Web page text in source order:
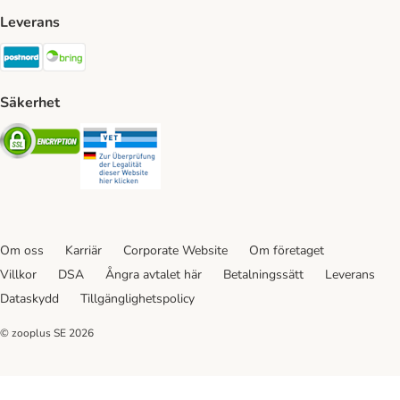
Leverans
Postnord Shipping Method
Säkerhet
Security
Om oss Karriär Corporate Website
Om företaget
Villkor
DSA Ångra avtalet här Betalningssätt
Leverans
Dataskydd
Tillgänglighetspolicy
© zooplus SE 2026